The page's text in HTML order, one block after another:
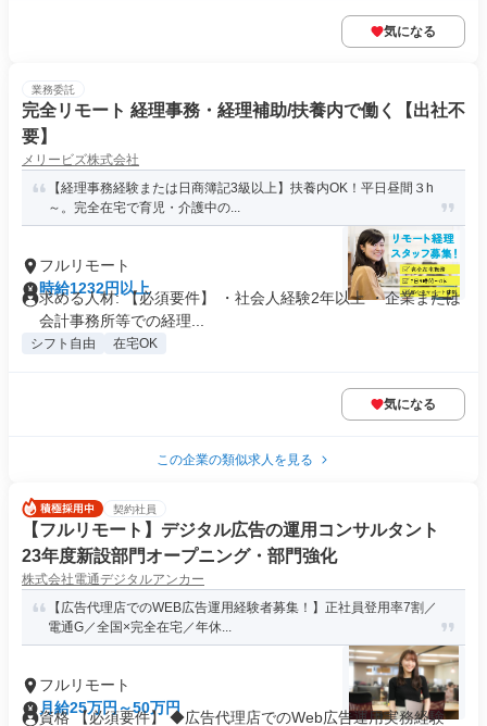
気になる
業務委託
完全リモート 経理事務・経理補助/扶養内で働く【出社不
要】
メリービズ株式会社
【経理事務経験または日商簿記3級以上】扶養内OK！平日昼間３h
～。完全在宅で育児・介護中の...
フルリモート
時給1232円以上
求める人材: 【必須要件】 ・社会人経験2年以上 ・企業または
会計事務所等での経理...
シフト自由 在宅OK
気になる
この企業の類似求人を見る
契約社員
【フルリモート】デジタル広告の運用コンサルタント
23年度新設部門オープニング・部門強化
株式会社電通デジタルアンカー
【広告代理店でのWEB広告運用経験者募集！】正社員登用率7割／
電通G／全国×完全在宅／年休...
フルリモート
月給25万円～50万円
資格 【必須要件】 ◆広告代理店でのWeb広告運用実務経験